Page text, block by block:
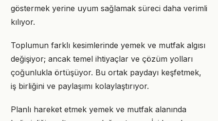
göstermek yerine uyum sağlamak süreci daha verimli
kılıyor.
Toplumun farklı kesimlerinde yemek ve mutfak algısı
değişiyor; ancak temel ihtiyaçlar ve çözüm yolları
çoğunlukla örtüşüyor. Bu ortak paydayı keşfetmek,
iş birliğini ve paylaşımı kolaylaştırıyor.
Planlı hareket etmek yemek ve mutfak alanında